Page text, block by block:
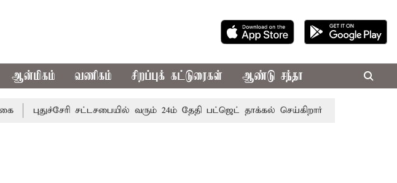
ஆன்மிகம் வணிகம் சிறப்புக் கட்டுரைகள் ஆண்டு சந்தா
புதுச்சேரி சட்டசபையில் வரும் 24ம் தேதி பட்ஜெட் தாக்கல் செய்கிறார் முதல்-அமைச்சர்